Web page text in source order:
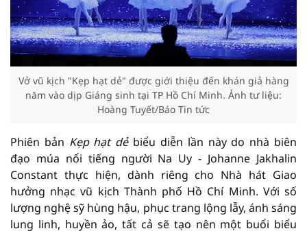
Vở vũ kịch "Kẹp hạt dẻ" được giới thiệu đến khán giả hàng
năm vào dịp Giáng sinh tại TP Hồ Chí Minh. Ảnh tư liệu:
Hoàng Tuyết/Báo Tin tức
Phiên bản Kẹp hạt dẻbiểu diễn lần này do nhà biên
đạo múa nổi tiếng người Na Uy - Johanne Jakhalin
Constant thực hiện, dành riêng cho Nhà hát Giao
hưởng nhạc vũ kịch Thành phố Hồ Chí Minh. Với số
lượng nghệ sỹ hùng hậu, phục trang lộng lẫy, ánh sáng
lung linh, huyền ảo, tất cả sẽ tạo nên một buổi biểu